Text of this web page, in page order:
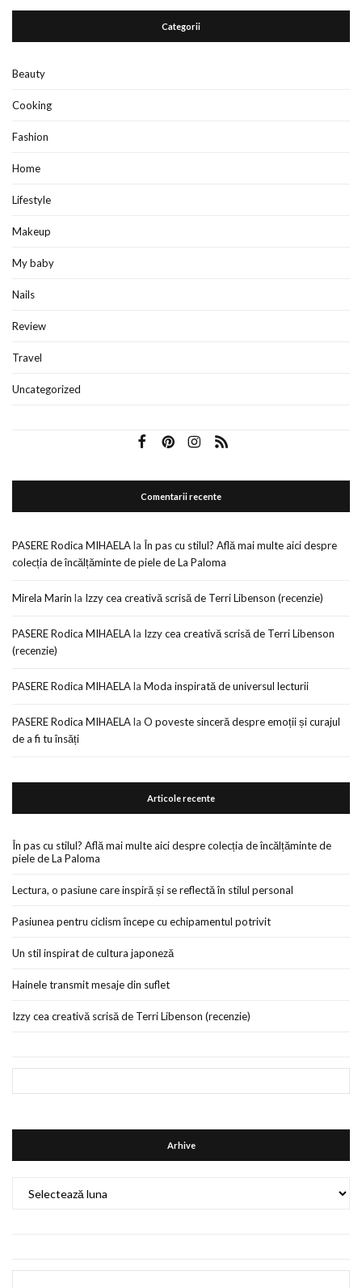
Categorii
Beauty
Cooking
Fashion
Home
Lifestyle
Makeup
My baby
Nails
Review
Travel
Uncategorized
Comentarii recente
PASERE Rodica MIHAELAla În pas cu stilul? Află mai multe aici despre
colecția de încălțăminte de piele de La Paloma
Mirela Marin la Izzy cea creativă scrisă de Terri Libenson (recenzie)
PASERE Rodica MIHAELAla Izzy cea creativă scrisă de Terri Libenson
(recenzie)
PASERE Rodica MIHAELAla Moda inspirată de universul lecturii
PASERE Rodica MIHAELAla O poveste sinceră despre emoții și curajul
de a fi tu însăți
Articole recente
În pas cu stilul? Află mai multe aici despre colecția de încălțăminte de
piele de La Paloma
Lectura, o pasiune care inspiră și se reflectă în stilul personal
Pasiunea pentru ciclism începe cu echipamentul potrivit
Un stil inspirat de cultura japoneză
Hainele transmit mesaje din suflet
Izzy cea creativă scrisă de Terri Libenson (recenzie)
Arhive